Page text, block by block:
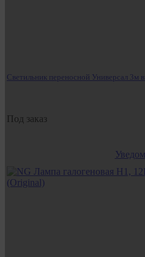
Светильник переносной Универсал 3м
Под заказ